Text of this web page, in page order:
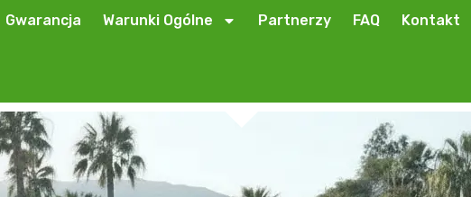
Gwarancja Warunki Ogólne Partnerzy FAQ Kontakt